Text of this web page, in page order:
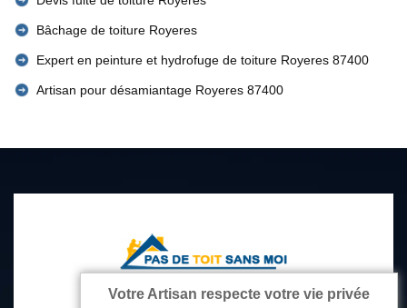
Bâchage de toiture Royeres
Expert en peinture et hydrofuge de toiture Royeres 87400
Artisan pour désamiantage Royeres 87400
Votre Artisan respecte votre vie privée